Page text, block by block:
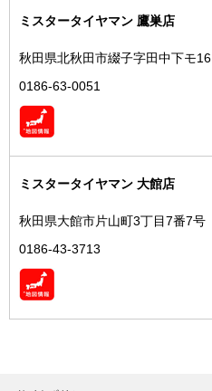
ミスタータイヤマン 鷹巣店
秋田県北秋田市綴子字田中下モ16
0186-63-0051
ミスタータイヤマン 大館店
秋田県大館市片山町3丁目7番7号
0186-43-3713